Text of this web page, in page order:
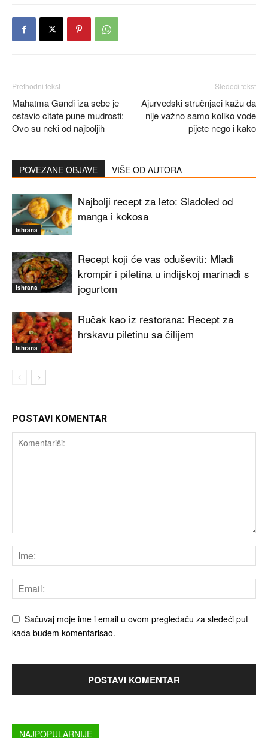
Prethodni tekst
Mahatma Gandi iza sebe je
ostavio citate pune mudrosti:
Ovo su neki od najboljih
Sledeći tekst
Ajurvedski stručnjaci kažu da
nije važno samo koliko vode
pijete nego i kako
POVEZANE OBJAVE VIŠE OD AUTORA
Ishrana
Najbolji recept za leto: Sladoled od
manga i kokosa
Ishrana
Recept koji će vas oduševiti: Mladi
krompir i piletina u indijskoj marinadi s
jogurtom
Ishrana
Ručak kao iz restorana: Recept za
hrskavu piletinu sa čilijem
POSTAVI KOMENTAR
Sačuvaj moje ime i email u ovom pregledaču za sledeći put
kada budem komentarisao.
NAJPOPULARNIJE